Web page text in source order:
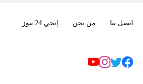
اتصل بنا من نحن إيجي 24 نيوز
Social Links